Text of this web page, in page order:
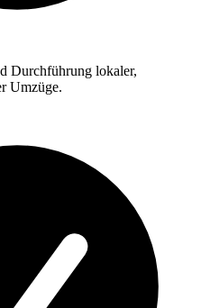
Durchführung lokaler,
Umzüge.